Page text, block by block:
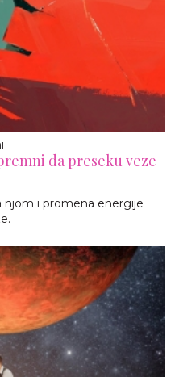
da preseku veze
njom i promena energije